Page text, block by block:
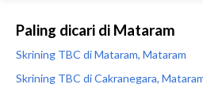
Paling dicari di Mataram
Skrining TBC di Mataram, Mataram
Skrining TBC di Cakranegara,